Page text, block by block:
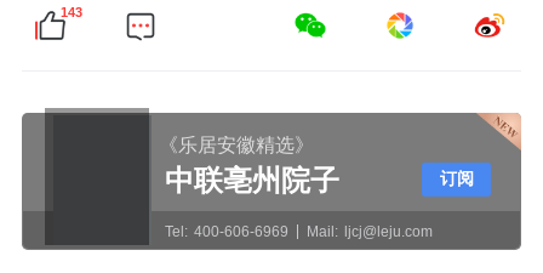
143
《乐居安徽精选》
中联亳州院子
Tel: 400-606-6969 Mail: ljcj@leju.com
订阅